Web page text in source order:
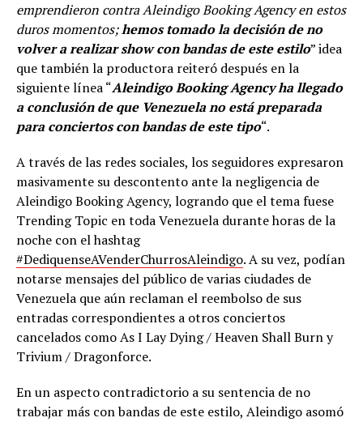
emprendieron contra Aleindigo Booking Agency en estos
duros momentos;hemos tomado la decisión de no
volver a realizar show con bandas de este estilo” idea
que también la productora reiteró después en la
siguiente línea “Aleindigo Booking Agency ha llegado
a conclusión de que Venezuela no está preparada
para conciertos con bandas de este tipo“.
A través de las redes sociales, los seguidores expresaron
masivamente su descontento ante la negligencia de
Aleindigo Booking Agency, logrando que el tema fuese
Trending Topic en toda Venezuela durante horas de la
noche con el hashtag
#DediquenseAVenderChurrosAleindigo. A su vez, podían
notarse mensajes del público de varias ciudades de
Venezuela que aún reclaman el reembolso de sus
entradas correspondientes a otros conciertos
cancelados como As I Lay Dying / Heaven Shall Burn y
Trivium / Dragonforce.
En un aspecto contradictorio a su sentencia de no
trabajar más con bandas de este estilo, Aleindigo asomó